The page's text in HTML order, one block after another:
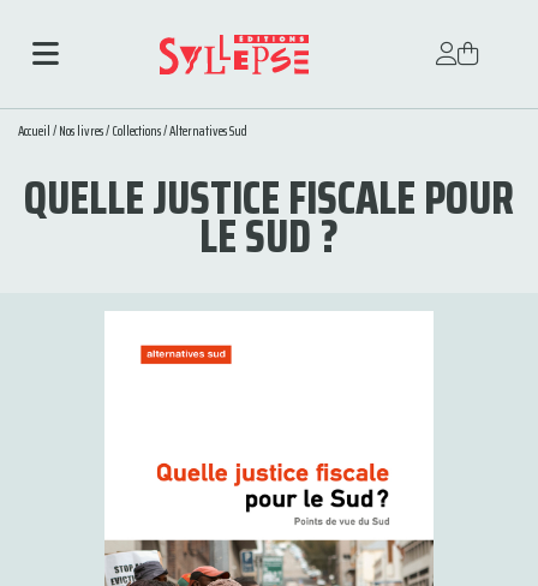
Accueil/Nos livres/Collections/Alternatives Sud
QUELLE JUSTICE FISCALE POUR
LE SUD ?